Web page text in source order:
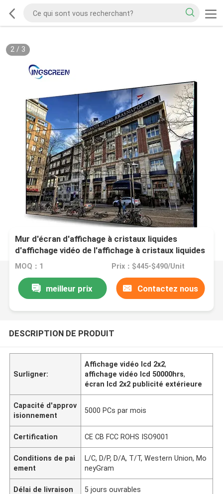
2/ 3
Mur d'écran d'affichage à cristaux liquides
d'affichage vidéo de l'affichage à cristaux liquides
2x2 annonçant le Signage extérieur de Digital
MOQ：1 Prix：$445-$490/Unit
meilleur prix Contactez nous
DESCRIPTION DE PRODUIT
Surligner:
Affichage vidéo lcd 2x2,
affichage vidéo lcd 50000hrs,
écran lcd 2x2 publicité extérieure
Capacité d'approv
isionnement
5000 PCs par mois
Certification CE CB FCC ROHS ISO9001
Conditions de pai
ement
L/C, D/P, D/A, T/T, Western Union, Mo
neyGram
Délai de livraison 5 jours ouvrables